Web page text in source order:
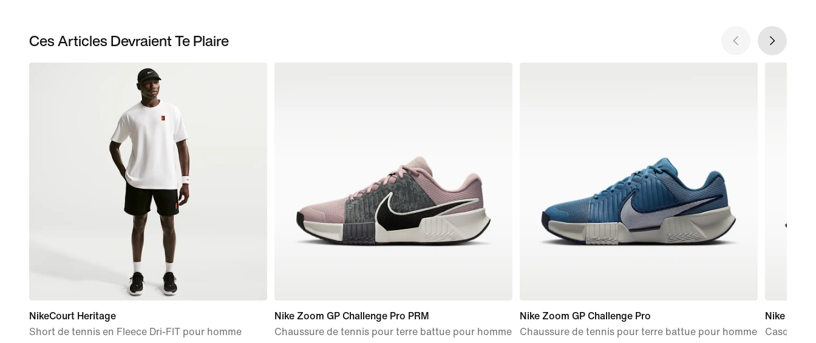
Ces Articles Devraient Te Plaire
NikeCourt Heritage
Short de tennis en Fleece Dri-FIT pour homme
Nike Zoom GP Challenge Pro PRM
Chaussure de tennis pour terre battue pour homme
Nike Zoom GP Challenge Pro
Chaussure de tennis pour terre battue pour homme
Nike Dri-
Casquette